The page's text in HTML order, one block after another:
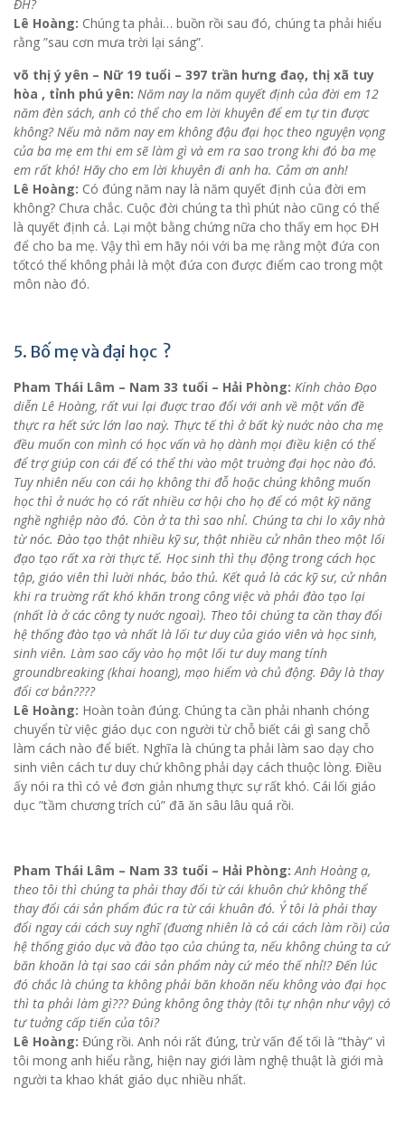
ĐH?
Lê Hoàng: Chúng ta phải… buồn rồi sau đó, chúng ta phải hiểu
rằng ”sau cơn mưa trời lại sáng”.
võ thị ý yên – Nữ 19 tuổi – 397 trần hưng đaọ, thị xã tuy
hòa , tỉnh phú yên: Năm nay la năm quyết định của đời em 12
năm đèn sách, anh có thể cho em lời khuyên để em tự tin được
không? Nếu mà năm nay em không đậu đại học theo nguyện vọng
của ba mẹ em thi em sẽ làm gì và em ra sao trong khi đó ba mẹ
em rất khó! Hãy cho em lời khuyên đi anh ha. Cảm ơn anh!
Lê Hoàng: Có đúng năm nay là năm quyết định của đời em
không? Chưa chắc. Cuộc đời chúng ta thì phút nào cũng có thể
là quyết định cả. Lại một bằng chứng nữa cho thấy em học ĐH
để cho ba mẹ. Vậy thì em hãy nói với ba mẹ rằng một đứa con
tốtcó thể không phải là một đứa con được điểm cao trong một
môn nào đó.
5. Bố mẹ và đại học ?
Pham Thái Lâm – Nam 33 tuổi – Hải Phòng: Kính chào Đạo
diễn Lê Hoàng, rất vui lại đuợc trao đổi với anh về một vấn đề
thực ra hết sức lớn lao naỳ. Thực tế thì ở bất kỳ nuớc nào cha mẹ
đều muốn con mình có học vấn và họ dành mọi điều kiện có thể
để trợ giúp con cái để có thể thi vào một truờng đại học nào đó.
Tuy nhiên nếu con cái họ không thi đỗ hoặc chúng không muốn
học thì ở nuớc họ có rất nhiều cơ hội cho họ để có một kỹ năng
nghề nghiệp nào đó. Còn ở ta thì sao nhỉ. Chúng ta chi lo xây nhà
từ nóc. Đào tạo thật nhiều kỹ sư, thật nhiều cử nhân theo một lối
đạo tạo rất xa rời thực tế. Học sinh thì thụ động trong cách học
tập, giáo viên thì luời nhác, bảo thủ. Kết quả là các kỹ sư, cử nhân
khi ra truờng rất khó khăn trong công việc và phải đào tạo lại
(nhất là ở các công ty nuớc ngoaì). Theo tôi chúng ta cần thay đổi
hệ thống đào tạo và nhất là lối tư duy của giáo viên và học sinh,
sinh viên. Làm sao cấy vào họ một lối tư duy mang tính
groundbreaking (khai hoang), mạo hiểm và chủ động. Đây là thay
đổi cơ bản????
Lê Hoàng: Hoàn toàn đúng. Chúng ta cần phải nhanh chóng
chuyển từ việc giáo dục con người từ chỗ biết cái gì sang chỗ
làm cách nào để biết. Nghĩa là chúng ta phải làm sao dạy cho
sinh viên cách tư duy chứ không phải dạy cách thuộc lòng. Điều
ấy nói ra thì có vẻ đơn giản nhưng thực sự rất khó. Cái lối giáo
dục ”tầm chương trích cú” đã ăn sâu lâu quá rồi.
Pham Thái Lâm – Nam 33 tuổi – Hải Phòng: Anh Hoàng ạ,
theo tôi thì chúng ta phải thay đổi từ cái khuôn chứ không thể
thay đổi cái sản phẩm đúc ra từ cái khuân đó. Ý tôi là phải thay
đổi ngay cái cách suy nghĩ (đuơng nhiên là cả cái cách làm rồi) của
hệ thống giáo dục và đào tạo của chúng ta, nếu không chúng ta cứ
băn khoăn là tại sao cái sản phẩm này cứ méo thế nhỉ!? Đến lúc
đó chắc là chúng ta không phải băn khoăn nếu không vào đại học
thì ta phải làm gì??? Đúng không ông thày (tôi tự nhận như vậy) có
tư tuởng cấp tiến của tôi?
Lê Hoàng: Đúng rồi. Anh nói rất đúng, trừ vấn để tối là ”thày” vì
tôi mong anh hiểu rằng, hiện nay giới làm nghệ thuật là giới mà
người ta khao khát giáo dục nhiều nhất.